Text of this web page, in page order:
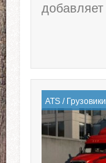
ATS/ Грузовики